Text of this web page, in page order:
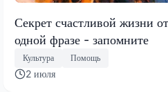
Секрет счастливой жизни
одной фразе - запомните
Культура Помощь
2 июля